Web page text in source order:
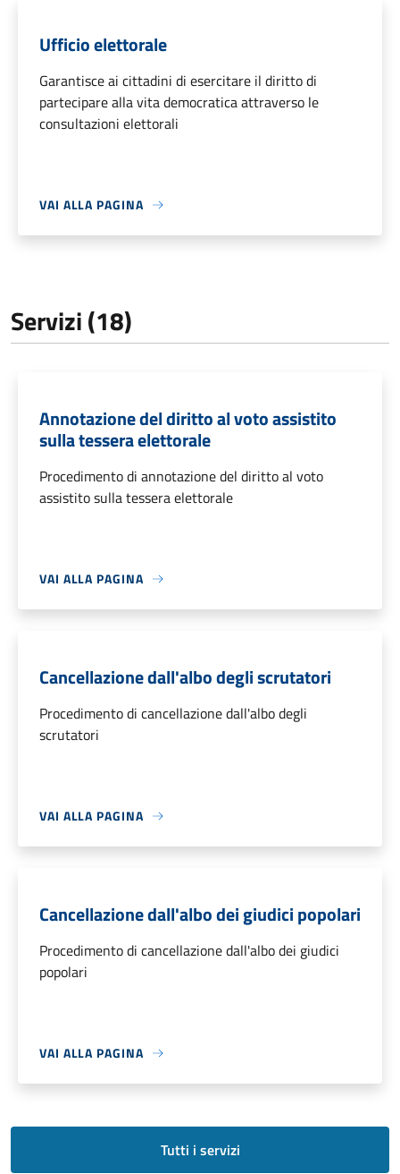
Ufficio elettorale
Garantisce ai cittadini di esercitare il diritto di
partecipare alla vita democratica attraverso le
consultazioni elettorali
VAI ALLA PAGINA
Servizi (18)
Annotazione del diritto al voto assistito
sulla tessera elettorale
Procedimento di annotazione del diritto al voto
assistito sulla tessera elettorale
VAI ALLA PAGINA
Cancellazione dall'albo degli scrutatori
Procedimento di cancellazione dall'albo degli
scrutatori
VAI ALLA PAGINA
Cancellazione dall'albo dei giudici popolari
Procedimento di cancellazione dall'albo dei giudici
popolari
VAI ALLA PAGINA
Tutti i servizi